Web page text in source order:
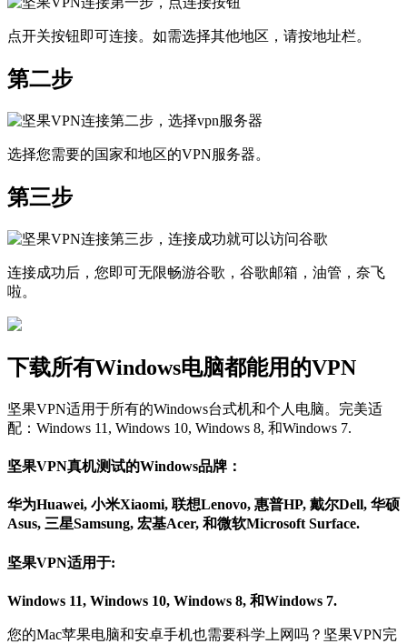
点开关按钮即可连接。如需选择其他地区，请按地址栏。
第二步
选择您需要的国家和地区的VPN服务器。
第三步
连接成功后，您即可无限畅游谷歌，谷歌邮箱，油管，奈飞
啦。
下载所有Windows电脑都能用的VPN
坚果VPN适用于所有的Windows台式机和个人电脑。完美适
配：Windows 11, Windows 10, Windows 8, 和Windows 7.
坚果VPN真机测试的Windows品牌：
华为Huawei, 小米Xiaomi, 联想Lenovo, 惠普HP, 戴尔Dell, 华硕
Asus, 三星Samsung, 宏基Acer, 和微软Microsoft Surface.
坚果VPN适用于:
Windows 11, Windows 10, Windows 8, 和Windows 7.
您的Mac苹果电脑和安卓手机也需要科学上网吗？坚果VPN完